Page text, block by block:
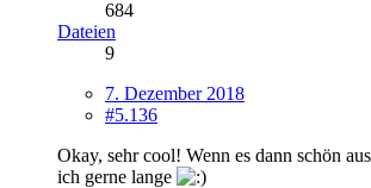
684
Dateien
9
7. Dezember 2018
#5.136
Okay, sehr cool! Wenn es dann schön
ich gerne lange